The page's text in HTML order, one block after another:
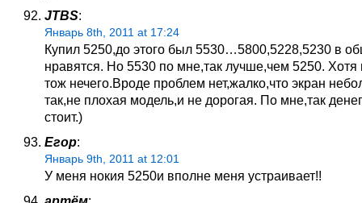
JTBS:
Январь 8th, 2011 at 17:24
Купил 5250,до этого был 5530…5800,5228,5230 в
нравятся. Но 5530 по мне,так лучше,чем 5250. Хотя
тож нечего.Вроде проблем нет,жалко,что экран
так,не плохая модель,и не дорогая. По мне,так
стоит.)
Егор:
Январь 9th, 2011 at 12:01
У меня нокия 5250и вполне меня устраивает!!